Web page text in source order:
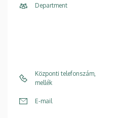
Department
Központi telefonszám,
mellék
E-mail